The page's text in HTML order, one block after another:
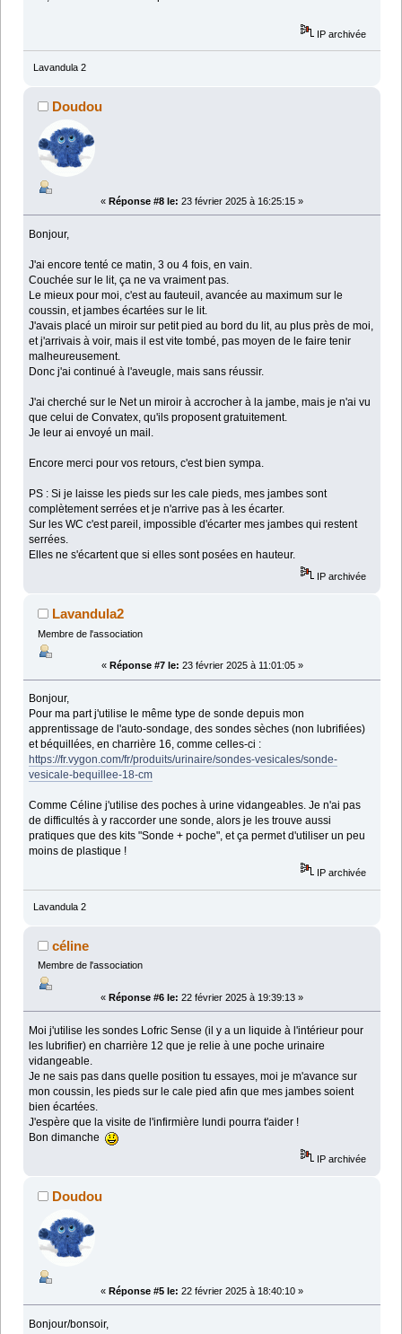
IP archivée
Lavandula 2
Doudou
« Réponse #8 le: 23 février 2025 à 16:25:15 »
Bonjour,
J'ai encore tenté ce matin, 3 ou 4 fois, en vain.
Couchée sur le lit, ça ne va vraiment pas.
Le mieux pour moi, c'est au fauteuil, avancée au maximum sur le
coussin, et jambes écartées sur le lit.
J'avais placé un miroir sur petit pied au bord du lit, au plus près de moi,
et j'arrivais à voir, mais il est vite tombé, pas moyen de le faire tenir
malheureusement.
Donc j'ai continué à l'aveugle, mais sans réussir.
J'ai cherché sur le Net un miroir à accrocher à la jambe, mais je n'ai vu
que celui de Convatex, qu'ils proposent gratuitement.
Je leur ai envoyé un mail.
Encore merci pour vos retours, c'est bien sympa.
PS : Si je laisse les pieds sur les cale pieds, mes jambes sont
complètement serrées et je n'arrive pas à les écarter.
Sur les WC c'est pareil, impossible d'écarter mes jambes qui restent
serrées.
Elles ne s'écartent que si elles sont posées en hauteur.
IP archivée
Lavandula2
Membre de l'association
« Réponse #7 le: 23 février 2025 à 11:01:05 »
Bonjour,
Pour ma part j'utilise le même type de sonde depuis mon
apprentissage de l'auto-sondage, des sondes sèches (non lubrifiées)
et béquillées, en charrière 16, comme celles-ci :
https://fr.vygon.com/fr/produits/urinaire/sondes-vesicales/sonde-
vesicale-bequillee-18-cm
Comme Céline j'utilise des poches à urine vidangeables. Je n'ai pas
de difficultés à y raccorder une sonde, alors je les trouve aussi
pratiques que des kits "Sonde + poche", et ça permet d'utiliser un peu
moins de plastique !
IP archivée
Lavandula 2
céline
Membre de l'association
« Réponse #6 le: 22 février 2025 à 19:39:13 »
Moi j'utilise les sondes Lofric Sense (il y a un liquide à l'intérieur pour
les lubrifier) en charrière 12 que je relie à une poche urinaire
vidangeable.
Je ne sais pas dans quelle position tu essayes, moi je m'avance sur
mon coussin, les pieds sur le cale pied afin que mes jambes soient
bien écartées.
J'espère que la visite de l'infirmière lundi pourra t'aider !
Bon dimanche
IP archivée
Doudou
« Réponse #5 le: 22 février 2025 à 18:40:10 »
Bonjour/bonsoir,